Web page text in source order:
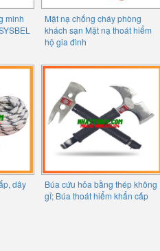
minh
Mặt nạ chống cháy phòng
khách sạn Mặt nạ thoát hiểm
hộ gia đình
dây
Búa cứu hỏa bằng thép không
gỉ; Búa thoát hiểm khẩn cấp